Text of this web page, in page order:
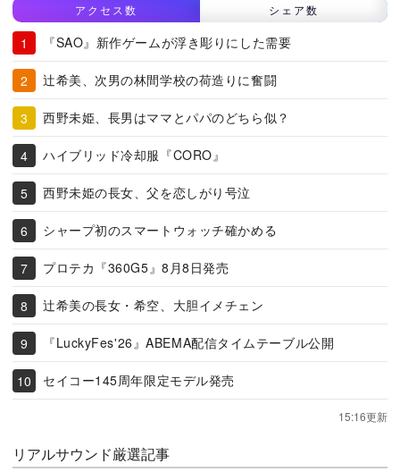
アクセス数 シェア数
『SAO』新作ゲームが浮き彫りにした需要
辻希美、次男の林間学校の荷造りに奮闘
西野未姫、長男はママとパパのどちら似？
ハイブリッド冷却服『CORO』
西野未姫の長女、父を恋しがり号泣
シャープ初のスマートウォッチ確かめる
プロテカ『360G5』8月8日発売
辻希美の長女・希空、大胆イメチェン
『LuckyFes'26』ABEMA配信タイムテーブル公開
セイコー145周年限定モデル発売
15:16更新
リアルサウンド厳選記事